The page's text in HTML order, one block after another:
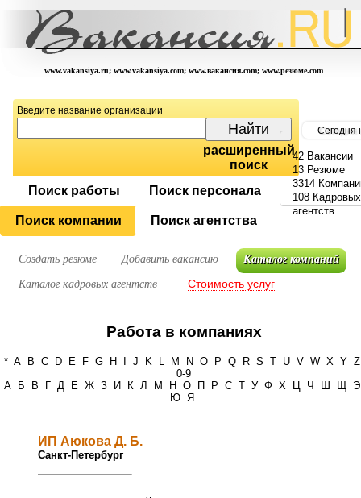
www.vakansiya.ru; www.vakansiya.com; www.вакансия.com; www.резюме.com
Введите название организации
расширенный
поиск
Поиск работы
Поиск персонала
Поиск компании Поиск агентства
Сегодня
42 Вакансии
13 Резюме
3314
108 Кадровых
агентств
Создать резюме Добавить вакансию Каталог компаний
Каталог кадровых агентств Стоимость услуг
Работа в компаниях
* A B C D E F G H J K L M N O P Q R S T U V W X Y Z
0-9
А
Б В Г Д Е Ж З И К Л М Н О П Р С Т У Ф Х Ц Ч Ш Щ Э
Ю Я
ИП Аюкова Д. Б.
Санкт-Петербург